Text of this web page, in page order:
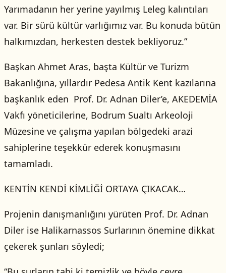
Yarımadanın her yerine yayılmış Leleg kalıntıları
var. Bir sürü kültür varlığımız var. Bu konuda bütün
halkımızdan, herkesten destek bekliyoruz.”
Başkan Ahmet Aras, başta Kültür ve Turizm
Bakanlığına, yıllardır Pedesa Antik Kent kazılarına
başkanlık eden Prof. Dr. Adnan Diler’e, AKEDEMİA
Vakfı yöneticilerine, Bodrum Sualtı Arkeoloji
Müzesine ve çalışma yapılan bölgedeki arazi
sahiplerine teşekkür ederek konuşmasını
tamamladı.
KENTİN KENDİ KİMLİĞİ ORTAYA ÇIKACAK…
Projenin danışmanlığını yürüten Prof. Dr. Adnan
Diler ise Halikarnassos Surlarının önemine dikkat
çekerek şunları söyledi;